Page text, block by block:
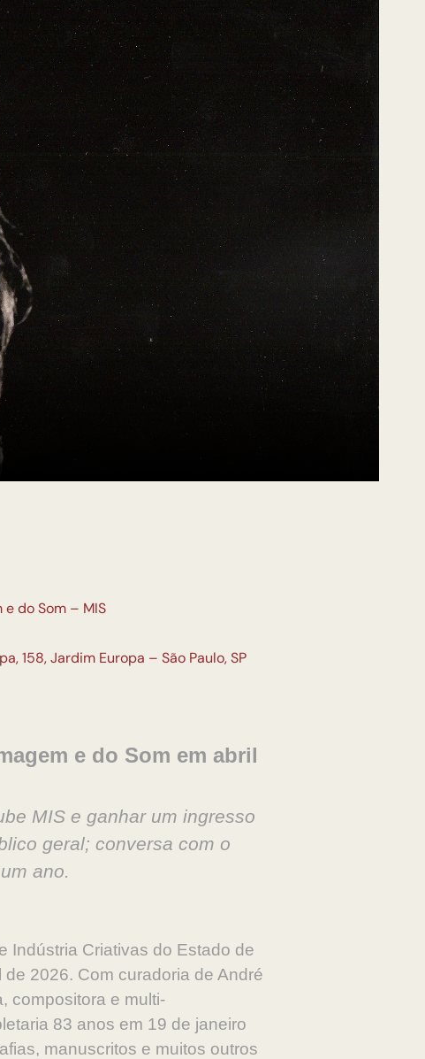
do Som – MIS
158, Jardim Europa – São Paulo, SP
e do Som em abril
MIS e ganhar um ingresso
geral; conversa com o
ano.
Indústria Criativas do Estado de
2026. Com curadoria de André
compositora e multi-
83 anos em 19 de janeiro
manuscritos e muitos outros